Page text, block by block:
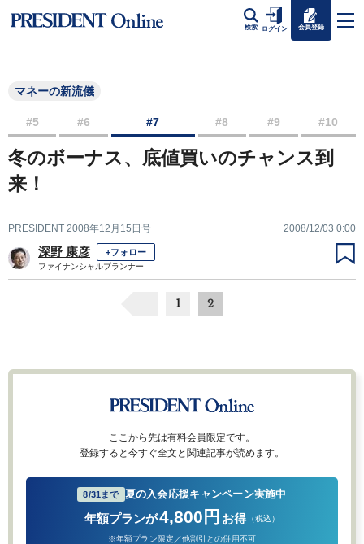
検索 ログイン 会員登録
マネーの新流儀
#5 #6 #7 #8 #9 #10
冬のボーナス、底値買いのチャンス到
来！
PRESIDENT 2008年12月15日号 2008/12/03 0:00
深野 康彦 +フォロー
ファイナンシャルプランナー
1 2
ここから先は有料会員限定です。
登録すると今すぐ全文と関連記事が読めます。
8/31まで 夏の入会応援キャンペーン実施中
年額プランが4,800円 お得 （税込）
※年額プラン限定／他割引との併用不可